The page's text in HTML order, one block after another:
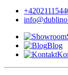
Blog